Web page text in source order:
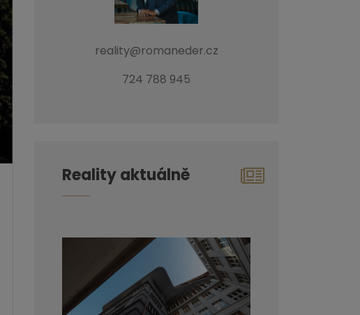
reality@romaneder.cz
724 788 945
Reality aktuálně